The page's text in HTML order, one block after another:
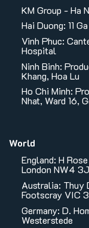
KM Group - Ha
Hai Duong: 11
Vinh Phuc:
Hospital
Ninh Binh:
Khang, Hoa Lu
Ho Chi Minh:
Nhat, Ward 16,
World
England: H
London NW4
Australia: Thuy
Footscray VIC
Germany: D.
Westerstede